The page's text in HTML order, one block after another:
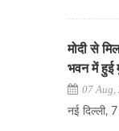
मोदी से
भवन में हुई
07 Aug,
नई दिल्ली,